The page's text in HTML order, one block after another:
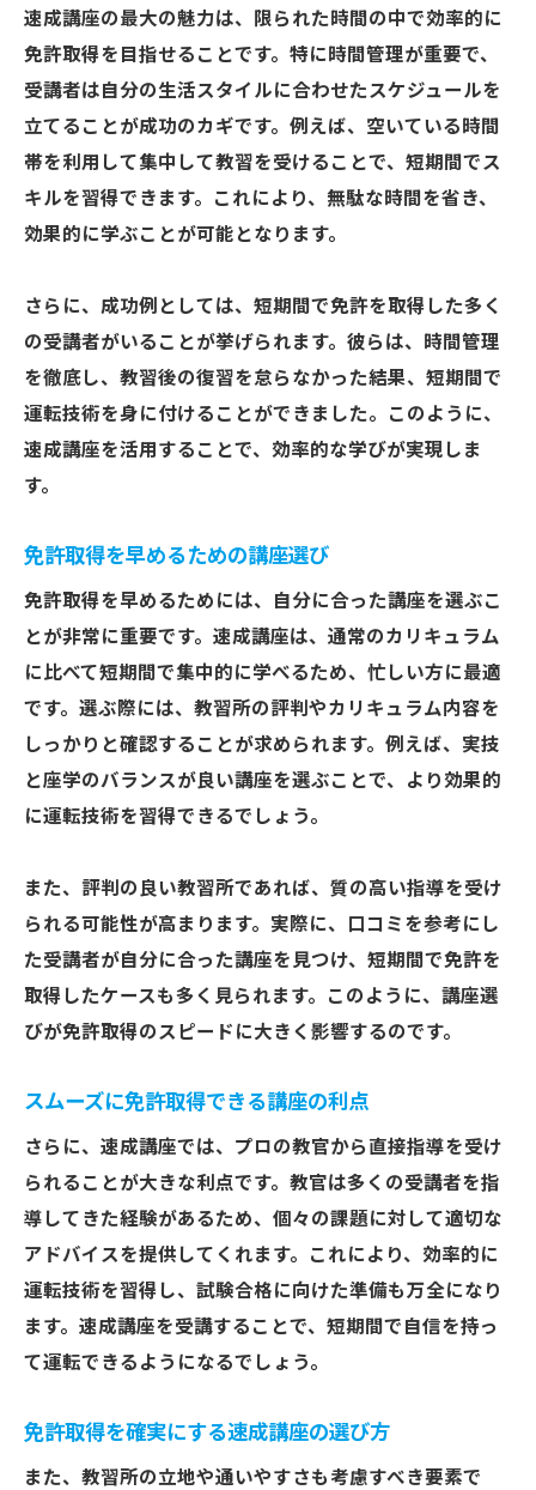
速成講座の最大の魅力は、限られた時間の中で効率的に
免許取得を目指せることです。特に時間管理が重要で、
受講者は自分の生活スタイルに合わせたスケジュールを
立てることが成功のカギです。例えば、空いている時間
帯を利用して集中して教習を受けることで、短期間でス
キルを習得できます。これにより、無駄な時間を省き、
効果的に学ぶことが可能となります。
さらに、成功例としては、短期間で免許を取得した多く
の受講者がいることが挙げられます。彼らは、時間管理
を徹底し、教習後の復習を怠らなかった結果、短期間で
運転技術を身に付けることができました。このように、
速成講座を活用することで、効率的な学びが実現しま
す。
免許取得を早めるための講座選び
免許取得を早めるためには、自分に合った講座を選ぶこ
とが非常に重要です。速成講座は、通常のカリキュラム
に比べて短期間で集中的に学べるため、忙しい方に最適
です。選ぶ際には、教習所の評判やカリキュラム内容を
しっかりと確認することが求められます。例えば、実技
と座学のバランスが良い講座を選ぶことで、より効果的
に運転技術を習得できるでしょう。
また、評判の良い教習所であれば、質の高い指導を受け
られる可能性が高まります。実際に、口コミを参考にし
た受講者が自分に合った講座を見つけ、短期間で免許を
取得したケースも多く見られます。このように、講座選
びが免許取得のスピードに大きく影響するのです。
スムーズに免許取得できる講座の利点
さらに、速成講座では、プロの教官から直接指導を受け
られることが大きな利点です。教官は多くの受講者を指
導してきた経験があるため、個々の課題に対して適切な
アドバイスを提供してくれます。これにより、効率的に
運転技術を習得し、試験合格に向けた準備も万全になり
ます。速成講座を受講することで、短期間で自信を持っ
て運転できるようになるでしょう。
免許取得を確実にする速成講座の選び方
また、教習所の立地や通いやすさも考慮すべき要素で